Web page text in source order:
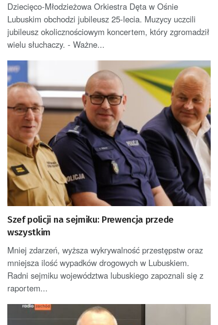
Dziecięco-Młodzieżowa Orkiestra Dęta w Ośnie
Lubuskim obchodzi jubileusz 25-lecia. Muzycy uczcili
jubileusz okolicznościowym koncertem, który zgromadził
wielu słuchaczy. - Ważne...
Szef policji na sejmiku: Prewencja przede
wszystkim
Mniej zdarzeń, wyższa wykrywalność przestępstw oraz
mniejsza ilość wypadków drogowych w Lubuskiem.
Radni sejmiku województwa lubuskiego zapoznali się z
raportem...